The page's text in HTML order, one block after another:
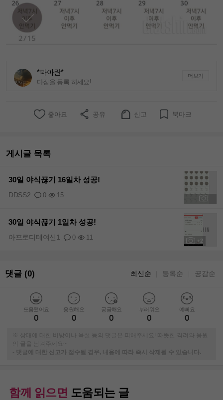
*파아란*
다짐을 등록 하세요!
더보기
좋아요 공유 신고 북마크
게시글 목록
30일 야식끊기 16일차 성공!
0 15
DDSS2
+2
30일 야식끊기 1일차 성공!
0 11
아프로디테여신1
댓글 (0) 최신순 등록순 공감순
도움됐어요
0
응원해요
0
궁금해요
0
부러워요
0
예뻐요
0
※ 상대에 대한 비방이나 욕설 등의 댓글은 피해주세요! 따뜻한 격려와 응원
-
댓글에 대한 신고가 접수될 경우, 내용에 따라 즉시 삭제될 수 있습니다.
함께 읽으면 도움되는 글